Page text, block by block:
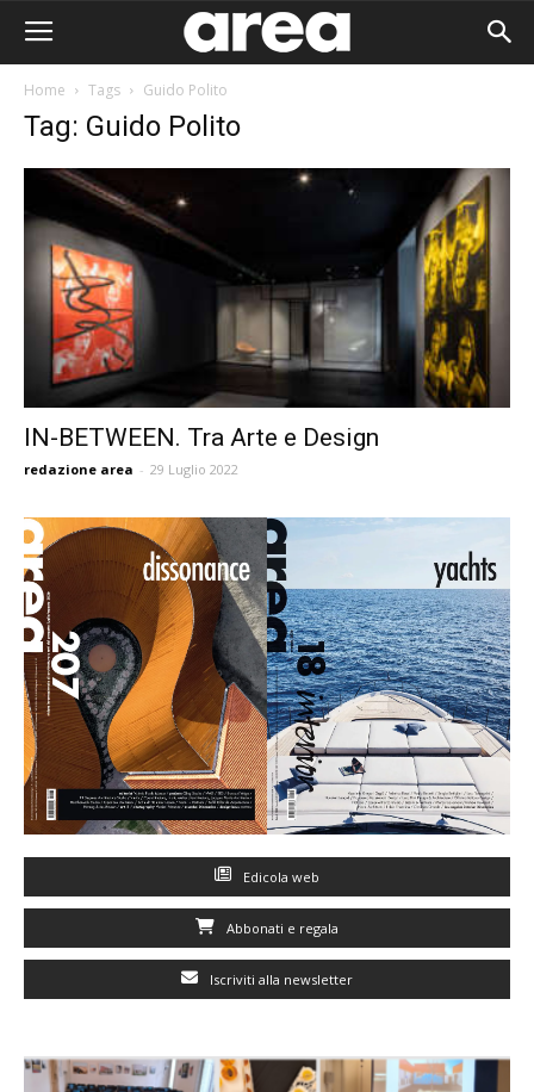
Home Tags Guido Polito
Tag: Guido Polito
IN-BETWEEN. Tra Arte e Design
redazione area - 29 Luglio 2022
Edicola web
Abbonati e regala
Iscriviti alla newsletter